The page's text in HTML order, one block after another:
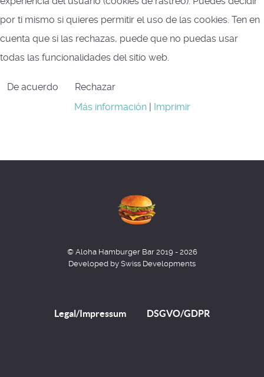
© Aloha Hamburger Bar 2019 - 2026
Developed by Swiss Developments
Legal/Impressum DSGVO/GDPR
por ti mismo si quieres permitir el uso de las cookies. Ten en
cuenta que si las rechazas, puede que no puedas usar
todas las funcionalidades del sitio web.
De acuerdo
Rechazar
Más información| Imprimir